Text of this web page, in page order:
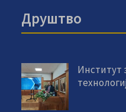
Друштво
Институт